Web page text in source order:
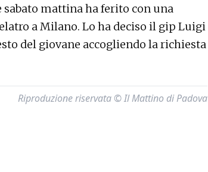
sabato mattina ha ferito con una
a Milano. Lo ha deciso il gip Luigi
del giovane accogliendo la richiesta
Riproduzione riservata © Il Mattino di Padova